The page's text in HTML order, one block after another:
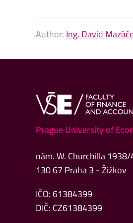
Author: Ing. David
Prague University of
nám. W. Churchilla
130 67 Praha 3 - Žižkov
IČO: 61384399
DIČ: CZ61384399